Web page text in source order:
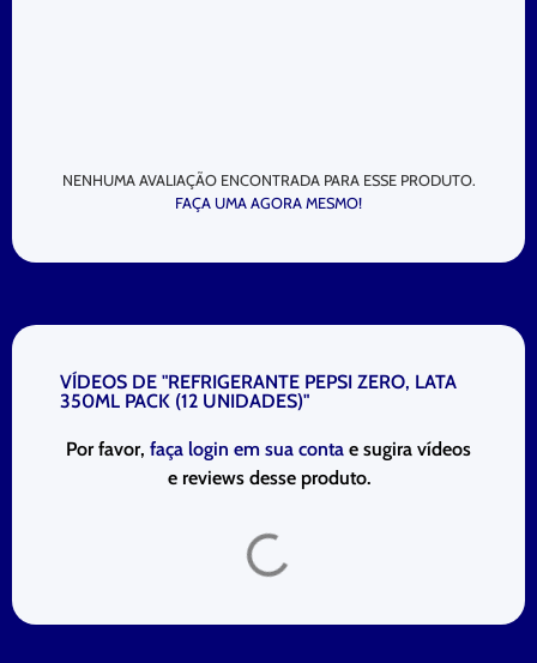
NENHUMA AVALIAÇÃO ENCONTRADA PARA ESSE PRODUTO.
FAÇA UMA AGORA MESMO!
VÍDEOS DE "REFRIGERANTE PEPSI ZERO, LATA
350ML PACK (12 UNIDADES)"
Por favor, faça login em sua conta e sugira vídeos
e reviews desse produto.